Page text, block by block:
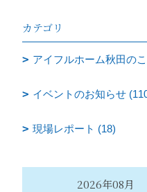
カテゴリ
アイフルホーム秋田の
イベントのお知らせ
現場レポート (18)
2026年08月